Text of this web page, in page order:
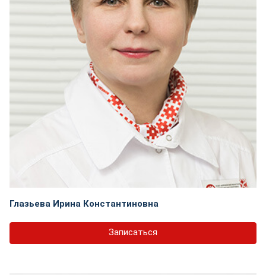
Глазьева Ирина Константиновна
Записаться